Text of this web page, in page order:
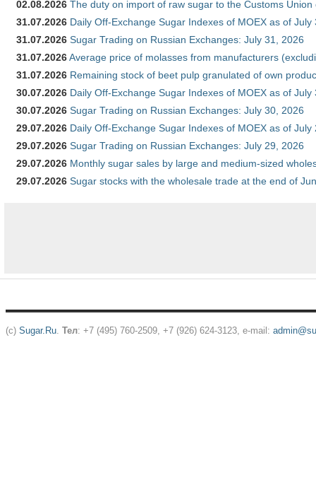
02.08.2026 The duty on import of raw sugar to the Customs
31.07.2026 Daily Off-Exchange Sugar Indexes of MOEX as of July
31.07.2026 Sugar Trading on Russian Exchanges: July 31, 2026
31.07.2026Average price of molasses from manufacturers
31.07.2026 Remaining stock of beet pulp granulated of own
30.07.2026 Daily Off-Exchange Sugar Indexes of MOEX as of July
30.07.2026 Sugar Trading on Russian Exchanges: July 30, 2026
29.07.2026 Daily Off-Exchange Sugar Indexes of MOEX as of July
29.07.2026 Sugar Trading on Russian Exchanges: July 29, 2026
29.07.2026 Monthly sugar sales by large and medium-sized
29.07.2026 Sugar stocks with the wholesale trade at the end of
(c) Sugar.Ru. Тел: +7 (495) 760-2509, +7 (926) 624-3123, e-mail: